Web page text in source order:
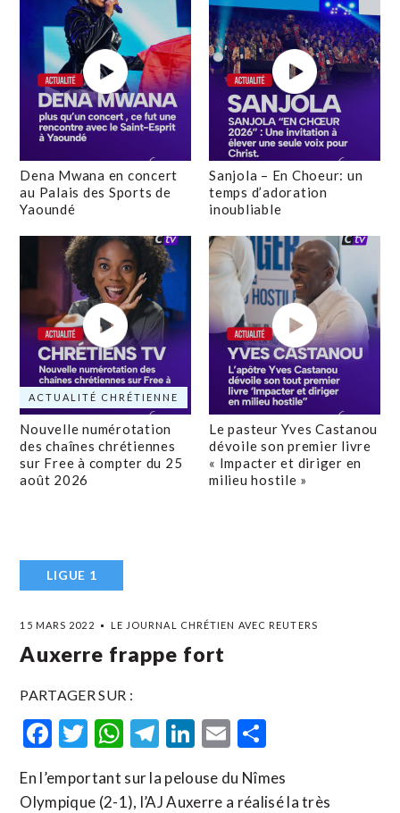
Dena Mwana en concert
au Palais des Sports de
Yaoundé
Sanjola – En Choeur: un
temps d’adoration
inoubliable
ACTUALITÉ CHRÉTIENNE
Nouvelle numérotation
des chaînes chrétiennes
sur Free à compter du 25
août 2026
Le pasteur Yves Castanou
dévoile son premier livre
« Impacter et diriger en
milieu hostile »
LIGUE 1
15 MARS 2022 LE JOURNAL CHRÉTIEN AVEC REUTERS
Auxerre frappe fort
PARTAGER SUR :
Facebook
Twitter
WhatsApp
Telegram
LinkedIn
Email
En l’emportant sur la pelouse du Nîmes
Olympique (2-1), l’AJ Auxerre a réalisé la très